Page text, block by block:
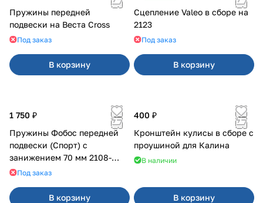
Пружины передней
подвески на Веста Cross
Под заказ
В корзину
Сцепление Valeo в сборе на
2123
Под заказ
В корзину
1 750 ₽
Пружины Фобос передней
подвески (Спорт) с
занижением 70 мм 2108-
21099, 2113-2115
Под заказ
В корзину
400 ₽
Кронштейн кулисы в сборе с
проушиной для Калина
В наличии
В корзину